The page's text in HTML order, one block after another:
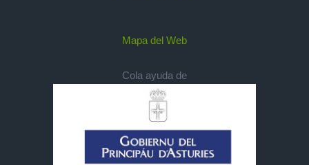
Mapa del Web
Cola ayuda de